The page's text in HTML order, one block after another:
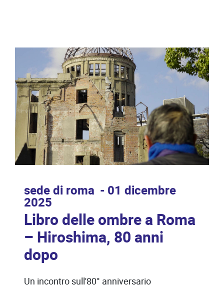
sede di roma 01 dicembre
2025
Libro delle ombre a Roma
– Hiroshima, 80 anni
dopo
Un incontro sull'80° anniversario